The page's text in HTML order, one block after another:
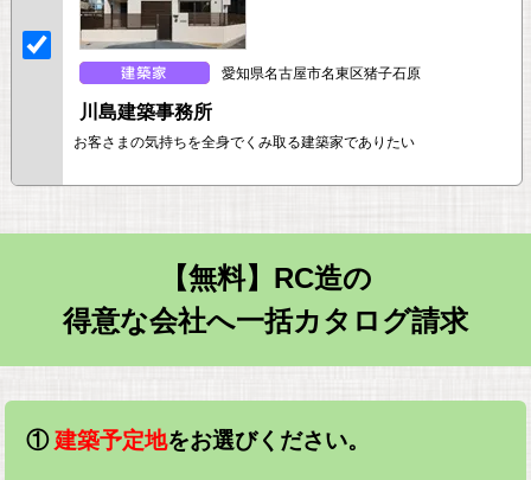
愛知県名古屋市名東区猪子石原
川島建築事務所
お客さまの気持ちを全身でくみ取る建築家でありたい
【無料】RC造の
得意な会社へ一括カタログ請求
①建築予定地をお選びください。